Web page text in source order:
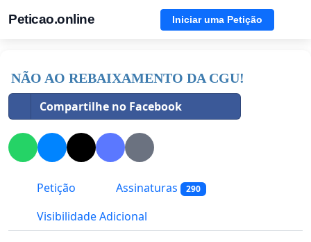
Peticao.online Iniciar uma Petição
NÃO AO REBAIXAMENTO DA CGU!
Compartilhe no Facebook
Petição Assinaturas 290
Visibilidade Adicional